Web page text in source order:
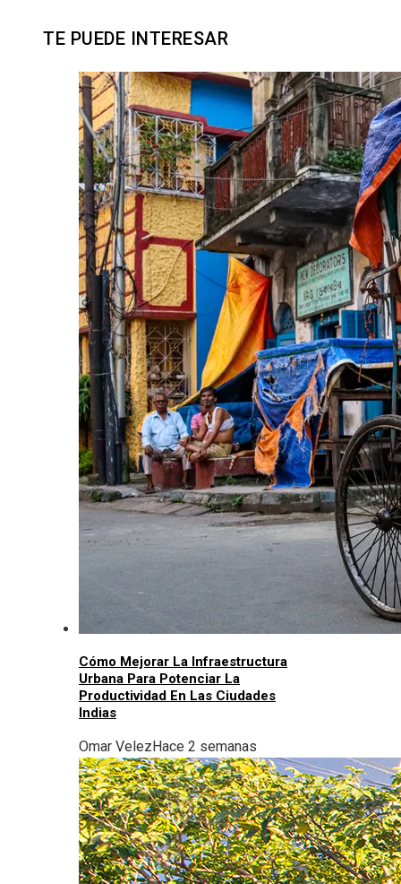
TE PUEDE INTERESAR
Cómo Mejorar La Infraestructura
Urbana Para Potenciar La
Productividad En Las Ciudades
Indias
Omar VelezHace 2 semanas